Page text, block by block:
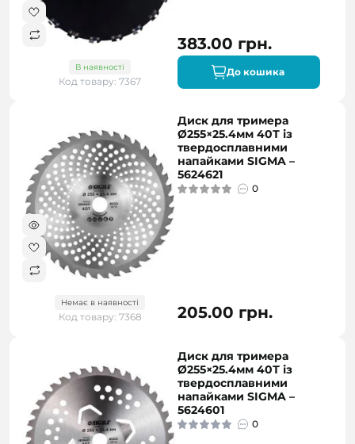
В наявності
Код товару: 7367
383.00 грн.
До кошика
Немає в наявності
Код товару: 7368
Диск для тримера
Ø255×25.4мм 40Т із
твердосплавними
напайками SIGMA –
5624621
0
205.00 грн.
Диск для тримера
Ø255×25.4мм 40Т із
твердосплавними
напайками SIGMA –
5624601
0